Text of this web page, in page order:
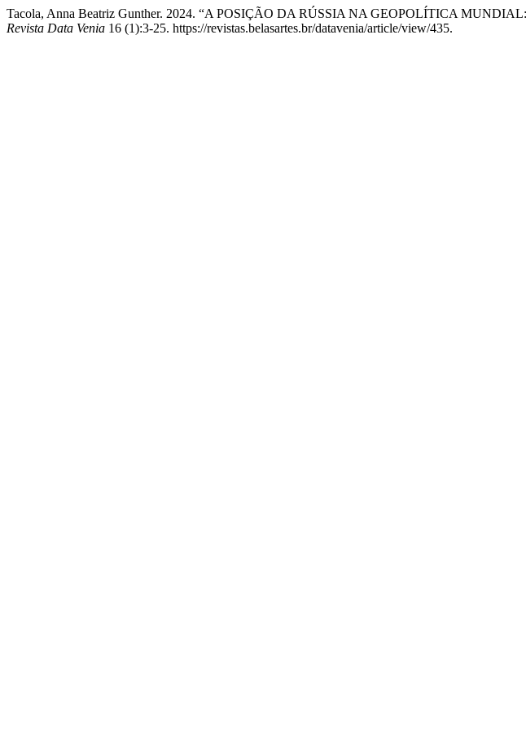
Tacola, Anna Beatriz Gunther. 2024. “A POSIÇÃO DA RÚSSIA NA GEOPOLÍTICA
Revista Data Venia 16 (1):3-25. https://revistas.belasartes.br/datavenia/article/view/435.